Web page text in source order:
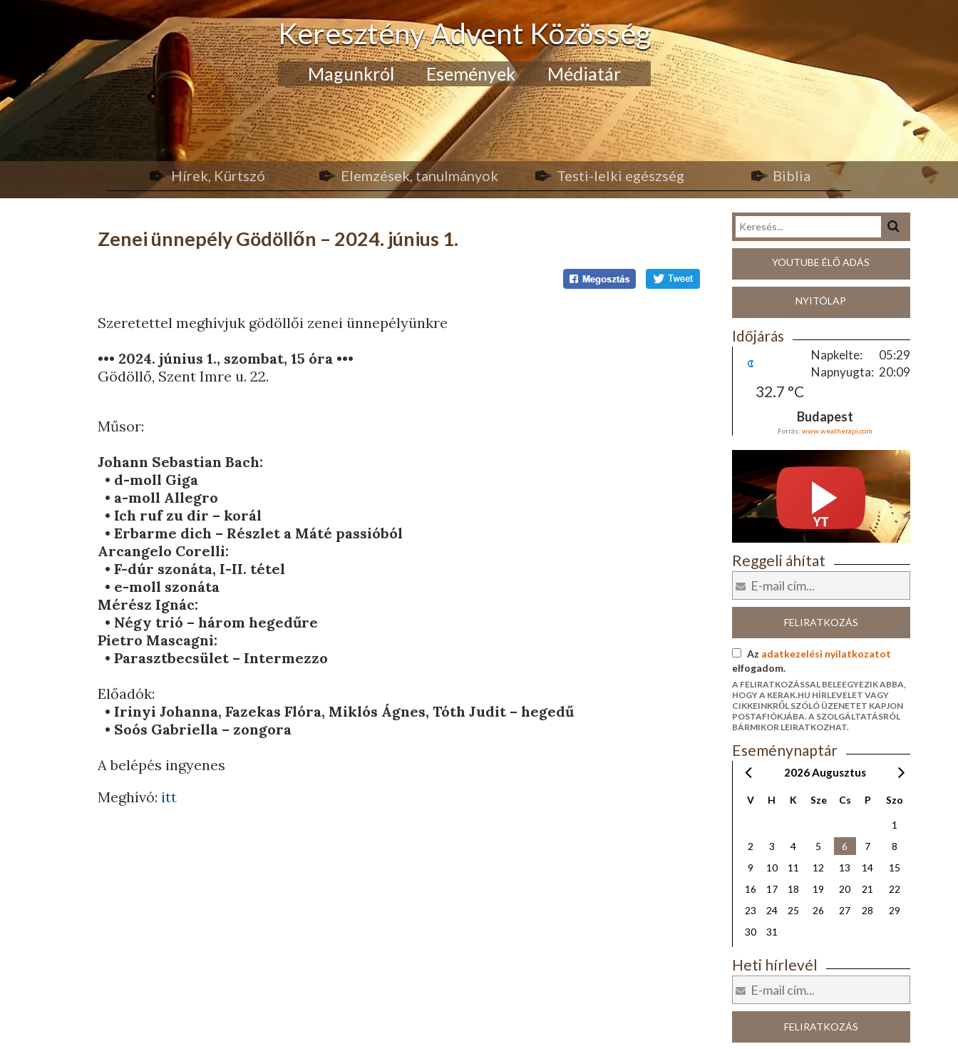
Keresztény Advent Közösség
Magunkról Események Médiatár
Hírek, Kürtszó Elemzések, tanulmányok Testi-lelki egészség Biblia
Zenei ünnepély Gödöllőn – 2024. június 1.
Szeretettel meghívjuk gödöllői zenei ünnepélyünkre
••• 2024. június 1., szombat, 15 óra •••
Gödöllő, Szent Imre u. 22.
Műsor:
Johann Sebastian Bach:
• d-moll Giga
• a-moll Allegro
• Ich ruf zu dir – korál
•Erbarme dich – Részlet a Máté passióból
Arcangelo Corelli:
•F-dúr szonáta, I-II. tétel
• e-moll szonáta
Mérész Ignác:
• Négy trió – három hegedűre
Pietro Mascagni:
•Parasztbecsület – Intermezzo
Előadók:
• Irinyi Johanna, Fazekas Flóra, Miklós Ágnes, Tóth Judit – hegedű
• Soós Gabriella – zongora
A belépés ingyenes
Meghívó: itt
YOUTUBE ÉLŐ ADÁS
NYITÓLAP
Időjárás
32.7 °C
Napkelte:
05:29
Napnyugta: 20:09
Budapest
Forrás: www.weatherapi.com
Reggeli áhítat
FELIRATKOZÁS
Az adatkezelési nyilatkozatot
elfogadom.
A FELIRATKOZÁSSAL BELEEGYEZIK ABBA,
HOGY A KERAK.HU HÍRLEVELET VAGY
CIKKEINKRŐL SZÓLÓ ÜZENETET KAPJON
POSTAFIÓKJÁBA. A SZOLGÁLTATÁSRÓL
BÁRMIKOR LEIRATKOZHAT.
Eseménynaptár
2026Augusztus
V H K Sze Cs P Szo
1
2
3 4 5 6 7
8
9
10 11 12 13 14
15
16
17 18 19 20 21
22
23
24 25 26 27 28
29
30
31
Heti hírlevél
FELIRATKOZÁS